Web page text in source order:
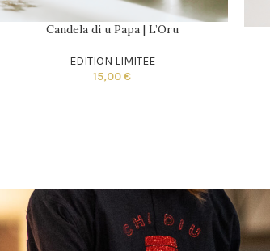
Candela di u Papa | L’Oru
EDITION LIMITEE
15,00€